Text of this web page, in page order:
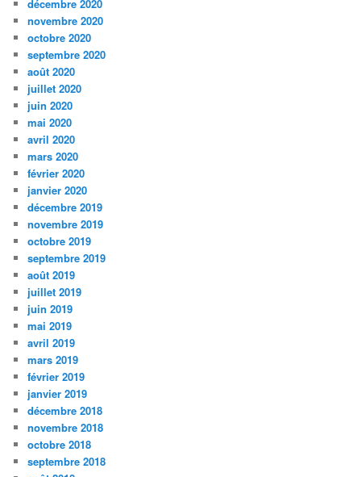
décembre 2020
novembre 2020
octobre 2020
septembre 2020
août 2020
juillet 2020
juin 2020
mai 2020
avril 2020
mars 2020
février 2020
janvier 2020
décembre 2019
novembre 2019
octobre 2019
septembre 2019
août 2019
juillet 2019
juin 2019
mai 2019
avril 2019
mars 2019
février 2019
janvier 2019
décembre 2018
novembre 2018
octobre 2018
septembre 2018